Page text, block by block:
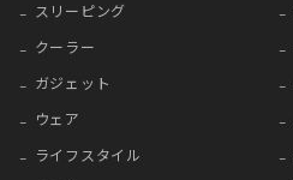
スリーピング
クーラー
ガジェット
ウェア
ライフスタイル